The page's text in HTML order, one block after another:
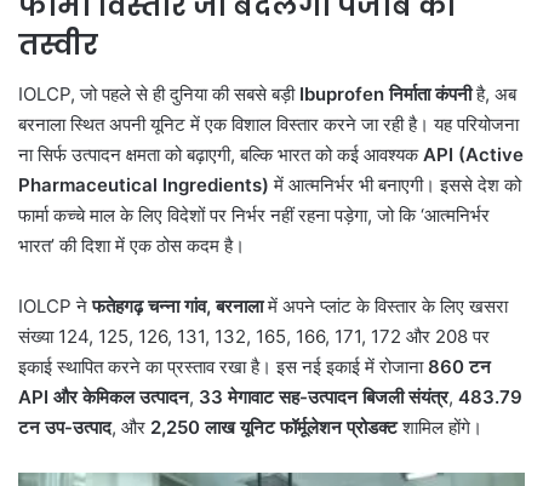
तस्वीर
IOLCP, जो पहले से ही दुनिया की सबसे बड़ी Ibuprofen निर्माता कंपनीहै, अब
बरनाला स्थित अपनी यूनिट में एक विशाल विस्तार करने जा रही है। यह परियोजना
ना सिर्फ उत्पादन क्षमता को बढ़ाएगी, बल्कि भारत को कई आवश्यकAPI (Active
Pharmaceutical Ingredients) में आत्मनिर्भर भी बनाएगी। इससे देश को
फार्मा कच्चे माल के लिए विदेशों पर निर्भर नहीं रहना पड़ेगा, जो कि ‘आत्मनिर्भर
भारत’ की दिशा में एक ठोस कदम है।
IOLCP नेफतेहगढ़ चन्ना गांव, बरनालामें अपने प्लांट के विस्तार के लिए खसरा
संख्या 124, 125, 126, 131, 132, 165, 166, 171, 172 और 208 पर
इकाई स्थापित करने का प्रस्ताव रखा है। इस नई इकाई में रोजाना 860 टन
API और केमिकल उत्पादन, 33 मेगावाट सह-उत्पादन बिजली संयंत्र, 483.79
टन उप-उत्पाद, और 2,250 लाख यूनिट फॉर्मूलेशन प्रोडक्टशामिल होंगे।